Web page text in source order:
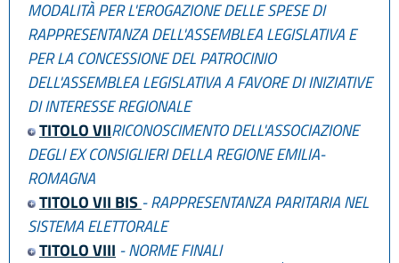
MODALITÀ PER L'EROGAZIONE DELLE SPESE DI
RAPPRESENTANZA DELL'ASSEMBLEA LEGISLATIVA E
PER LA CONCESSIONE DEL PATROCINIO
DELL'ASSEMBLEA LEGISLATIVA A FAVORE DI INIZIATIVE
DI INTERESSE REGIONALE
TITOLO VIIRICONOSCIMENTO DELL'ASSOCIAZIONE
DEGLI EX CONSIGLIERI DELLA REGIONE EMILIA-
ROMAGNA
TITOLO VII BIS- RAPPRESENTANZA PARITARIA NEL
SISTEMA ELETTORALE
TITOLO VIII - NORME FINALI